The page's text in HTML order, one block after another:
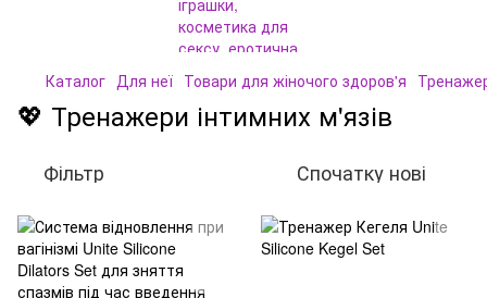
Каталог Для неї Товари для жіночого здоров'я
💖 Тренажери інтимних м'язів
Фільтр Спочатку нові